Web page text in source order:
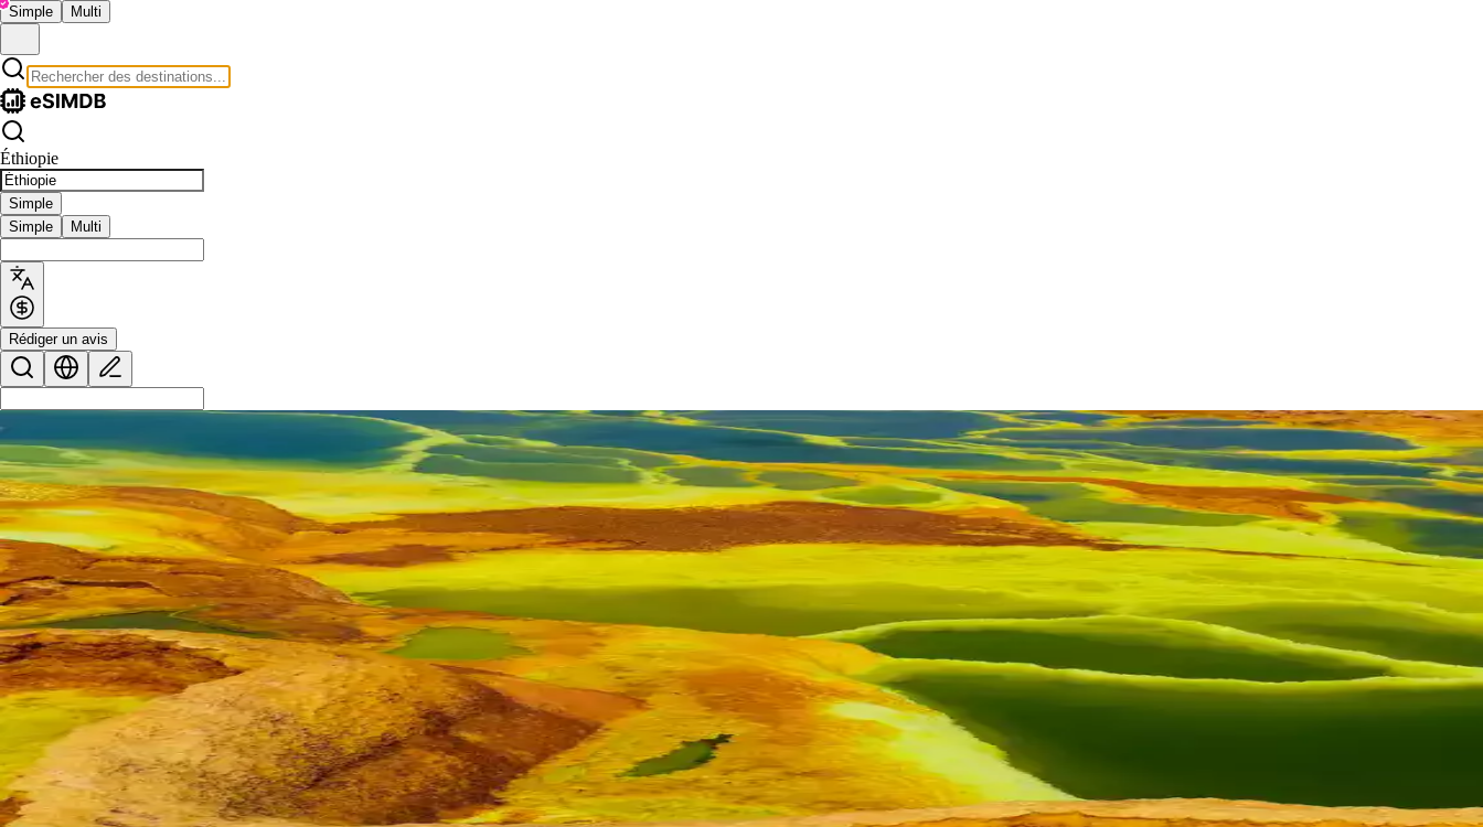
Simple Multi
Éthiopie
Simple
Simple
Multi
Rédiger un avis